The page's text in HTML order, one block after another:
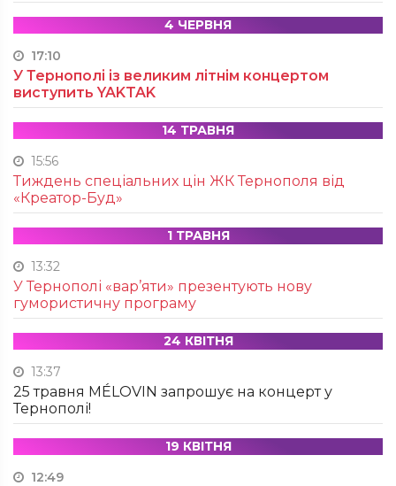
4 ЧЕРВНЯ
17:10
У Тернополі із великим літнім концертом
виступить YAKTAK
14 ТРАВНЯ
15:56
Тиждень спеціальних цін ЖК Тернополя від
«Креатор-Буд»
1 ТРАВНЯ
13:32
У Тернополі «вар’яти» презентують нову
гумористичну програму
24 КВІТНЯ
13:37
25 травня MÉLOVIN запрошує на концерт у
Тернополі!
19 КВІТНЯ
12:49